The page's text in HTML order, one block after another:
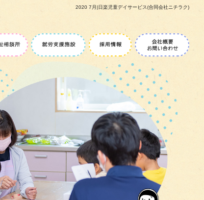
2020 7月|日楽児童デイサービス(合同会社ニチラク)